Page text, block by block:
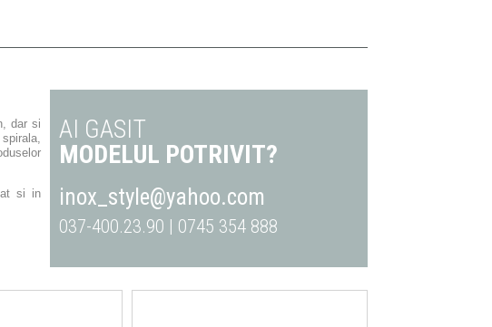
dar si
si in
AI GASIT
MODELUL POTRIVIT?
inox_style@yahoo.com
037-400.23.90 | 0745 354 888